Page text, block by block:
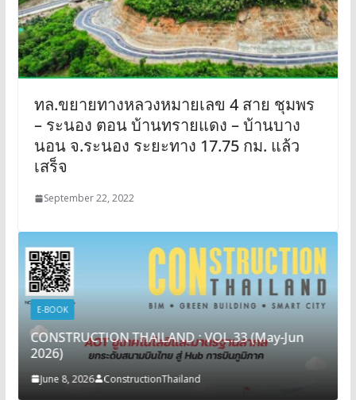
ทล.ขยายทางหลวงหมายเลข 4 สาย ชุมพร
– ระนอง ตอน บ้านทรายแดง – บ้านบาง
นอน จ.ระนอง ระยะทาง 17.75 กม. แล้ว
เสร็จ
September 22, 2022
E-BOOK
CONSTRUCTION THAILAND : VOL.33 (May-Jun
2026)
June 8, 2026 ConstructionThailand